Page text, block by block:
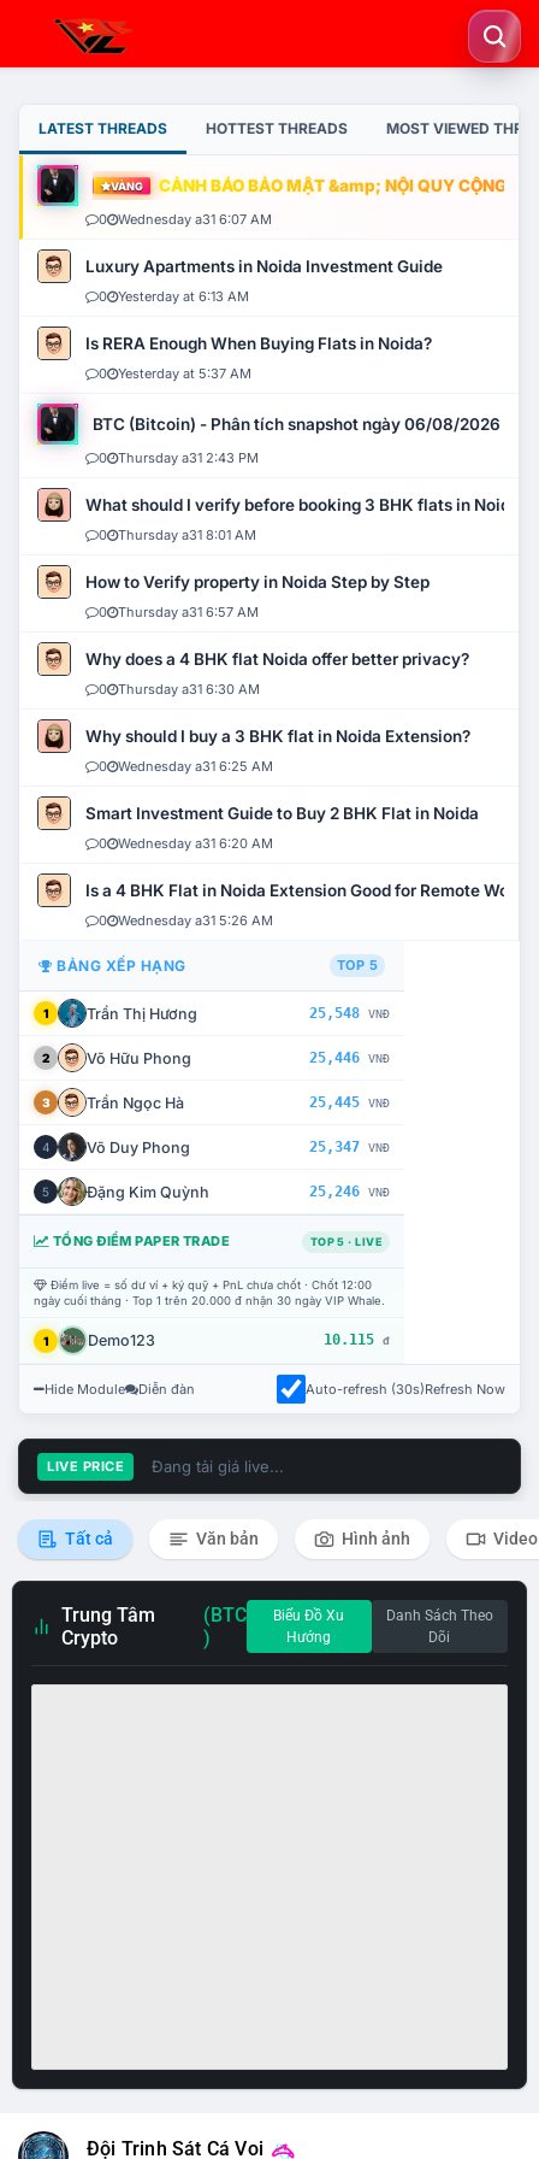
LATEST THREADS HOTTEST THREADS MOST VIEWED
VÀNG CẢNH BÁO BẢO MẬT &amp; NỘI QUY CỘNG
0 Wednesday a31 6:07 AM
Luxury Apartments in Noida Investment Guide
0 Yesterday at 6:13 AM
Is RERA Enough When Buying Flats in Noida?
0 Yesterday at 5:37 AM
BTC (Bitcoin) - Phân tích snapshot ngày 06/08/2026
0 Thursday a31 2:43 PM
What should I verify before booking 3 BHK flats in Noida?
0 Thursday a31 8:01 AM
How to Verify property in Noida Step by Step
0 Thursday a31 6:57 AM
Why does a 4 BHK flat Noida offer better privacy?
0 Thursday a31 6:30 AM
Why should I buy a 3 BHK flat in Noida Extension?
0 Wednesday a31 6:25 AM
Smart Investment Guide to Buy 2 BHK Flat in Noida
0 Wednesday a31 6:20 AM
Is a 4 BHK Flat in Noida Extension Good for Remote Work?
0 Wednesday a31 5:26 AM
BẢNG XẾP HẠNG TOP 5
1 Trần Thị Hương 25,548 VNĐ
2 Võ Hữu Phong 25,446 VNĐ
3 Trần Ngọc Hà 25,445 VNĐ
4 Võ Duy Phong 25,347 VNĐ
5 Đặng Kim Quỳnh 25,246 VNĐ
TỔNG ĐIỂM PAPER TRADE TOP 5 · LIVE
Điểm live = số dư ví + ký quỹ + PnL chưa chốt · Chốt 12:00
ngày cuối tháng · Top 1 trên 20.000 đ nhận 30 ngày VIP Whale.
1 Demo123 10.115 đ
Hide Module Diễn đàn Auto-refresh (30s)Refresh Now
LIVE PRICE Đang tải giá live...
Tất cả Văn bản Hình ảnh Video
Trung Tâm
Crypto
(BTC
)
Biểu Đồ Xu
Hướng
Danh Sách Theo
Dõi
Đội Trinh Sát Cá Voi